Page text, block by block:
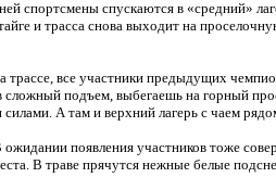
спортсмены спускаются в «средний»
и трасса снова выходит на
трассе, все участники предыдущих
сложный подъем, выбегаешь на горный
А там и верхний лагерь с чаем
появления участников тоже
В траве прячутся нежные белые